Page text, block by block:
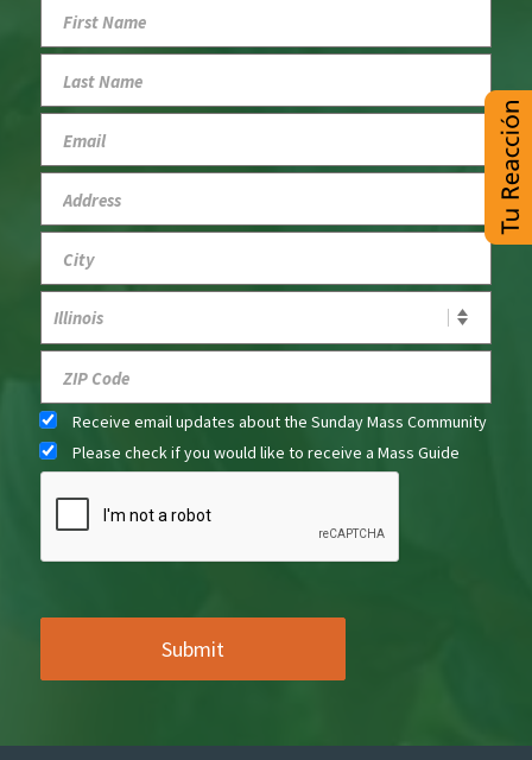
Receive email updates about the Sunday Mass Community
Please check if you would like to receive a Mass Guide